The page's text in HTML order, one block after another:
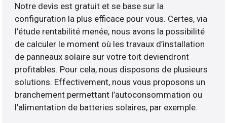
Notre devis est gratuit et se base sur la
configuration la plus efficace pour vous. Certes, via
l’étude rentabilité menée, nous avons la possibilité
de calculer le moment où les travaux d’installation
de panneaux solaire sur votre toit deviendront
profitables. Pour cela, nous disposons de plusieurs
solutions. Effectivement, nous vous proposons un
branchement permettant l’autoconsommation ou
l’alimentation de batteries solaires, par exemple.